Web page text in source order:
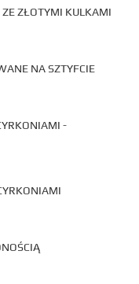
ZŁOTYMI KULKAMI
NA SZTYFCIE
-